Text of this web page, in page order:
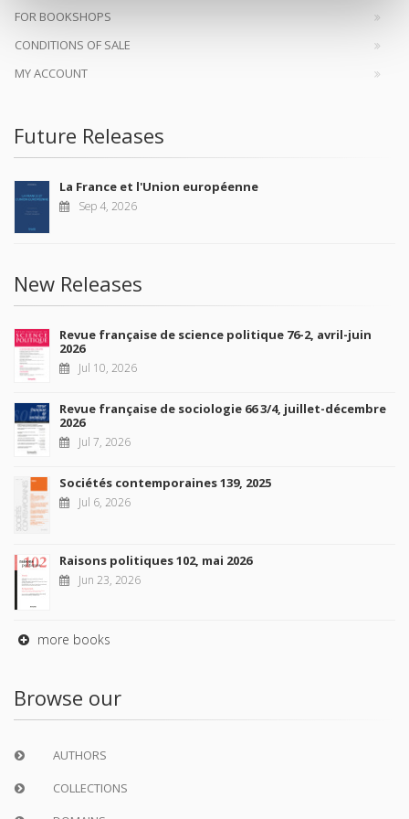
FOR BOOKSHOPS
CONDITIONS OF SALE
MY ACCOUNT
Future Releases
La France et l'Union européenne
Sep 4, 2026
New Releases
Revue française de science politique 76-2, avril-juin
2026
Jul 10, 2026
Revue française de sociologie 66 3/4, juillet-décembre
2026
Jul 7, 2026
Sociétés contemporaines 139, 2025
Jul 6, 2026
Raisons politiques 102, mai 2026
Jun 23, 2026
more books
Browse our
AUTHORS
COLLECTIONS